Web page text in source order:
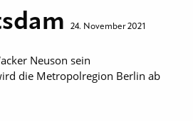
24. November 2021
Neuson sein
die Metropolregion Berlin ab